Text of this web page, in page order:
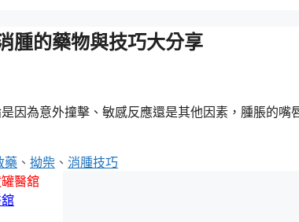
腫的藥物與技巧大分享
因為意外撞擊、敏感反應還是其他因素，腫脹的
藥 、 拗柴 、 消腫技巧
醫舘